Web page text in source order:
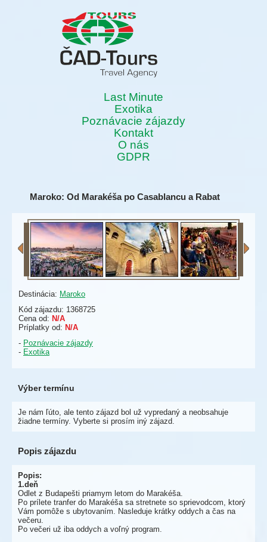
Last Minute
Exotika
Poznávacie zájazdy
Kontakt
O nás
GDPR
Maroko: Od Marakéša po Casablancu a Rabat
Destinácia: Maroko
Kód zájazdu: 1368725
Cena od: N/A
Príplatky od: N/A
- Poznávacie zájazdy
- Exotika
Výber termínu
Je nám ľúto, ale tento zájazd bol už vypredaný a neobsahuje
žiadne termíny. Vyberte si prosím iný zájazd.
Popis zájazdu
Popis:
1.deň
Odlet z Budapešti priamym letom do Marakéša.
Po prílete tranfer do Marakéša sa stretnete so sprievodcom, ktorý
Vám pomôže s ubytovaním. Nasleduje krátky oddych a čas na
večeru.
Po večeri už iba oddych a voľný program.